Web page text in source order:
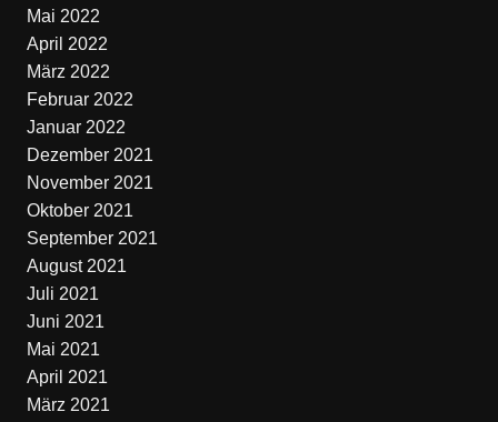
Mai 2022
April 2022
März 2022
Februar 2022
Januar 2022
Dezember 2021
November 2021
Oktober 2021
September 2021
August 2021
Juli 2021
Juni 2021
Mai 2021
April 2021
März 2021